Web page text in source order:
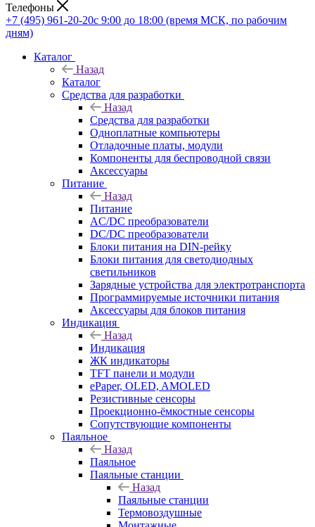
Телефоны
+7 (495) 961-20-20с 9:00 до 18:00 (время МСК, по рабочим
дням)
Каталог
Назад
Каталог
Средства для разработки
Назад
Средства для разработки
Одноплатные компьютеры
Отладочные платы, модули
Компоненты для беспроводной связи
Аксессуары
Питание
Назад
Питание
AC/DC преобразователи
DC/DC преобразователи
Блоки питания на DIN-рейку
Блоки питания для светодиодных
светильников
Зарядные устройства для электротранспорта
Программируемые источники питания
Аксессуары для блоков питания
Индикация
Назад
Индикация
ЖК индикаторы
TFT панели и модули
ePaper, OLED, AMOLED
Резистивные сенсоры
Проекционно-ёмкостные сенсоры
Сопутствующие компоненты
Паяльное
Назад
Паяльное
Паяльные станции
Назад
Паяльные станции
Термовоздушные